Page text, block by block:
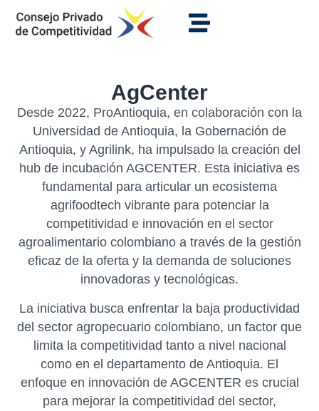
AgCenter
Desde 2022, ProAntioquia, en colaboración con la
Universidad de Antioquia, la Gobernación de
Antioquia, y Agrilink, ha impulsado la creación del
hub de incubación AGCENTER. Esta iniciativa es
fundamental para articular un ecosistema
agrifoodtech vibrante para potenciar la
competitividad e innovación en el sector
agroalimentario colombiano a través de la gestión
eficaz de la oferta y la demanda de soluciones
innovadoras y tecnológicas.
La iniciativa busca enfrentar la baja productividad
del sector agropecuario colombiano, un factor que
limita la competitividad tanto a nivel nacional
como en el departamento de Antioquia. El
enfoque en innovación de AGCENTER es crucial
para mejorar la competitividad del sector,